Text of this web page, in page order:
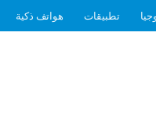
تطبيقات هواتف ذكية